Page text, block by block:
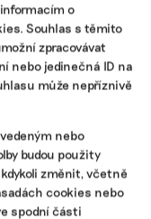
o
Souhlas s těmito
zpracovávat
nebo jedinečná ID na
může nepříznivě
nebo
budou použity
změnit, včetně
cookies nebo
spodní části
a jak
z bodů programu
Živá krajina.
,Zemědělství | CO2,